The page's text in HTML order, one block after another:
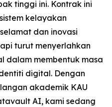
tinggi ini. Kontrak ini
kelayakan
dan inovasi
turut menyerlahkan
dalam membentuk masa
digital. Dengan
akademik KAU
AI, kami sedang